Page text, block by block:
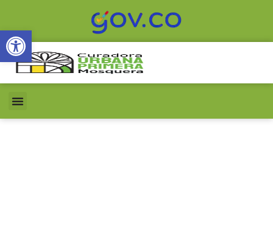
Abrir barra de herramientas